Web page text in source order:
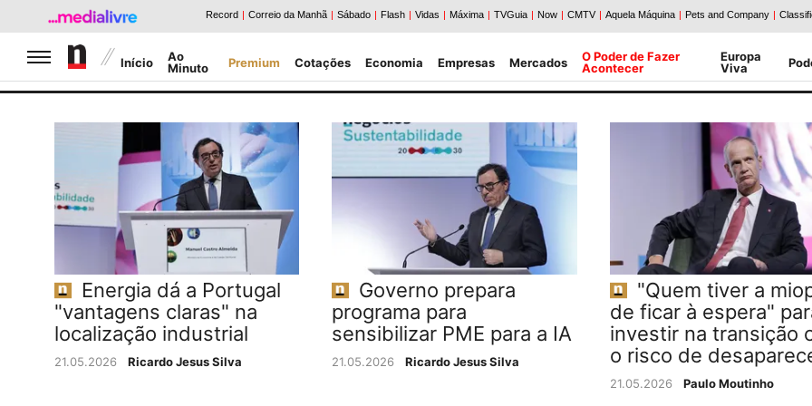
Jornal de Negócios
Início
Ao
Minuto
Premium Cotações Economia Empresas Mercados
O Poder de Fazer
Acontecer
Europa
Viva
Energia dá a Portugal
"vantagens claras" na
localização industrial
21.05.2026 Ricardo Jesus Silva
Governo prepara
programa para
sensibilizar PME para a IA
21.05.2026 Ricardo Jesus Silva
"Quem tiver a
de ficar à espera"
investir na transição
o risco de
21.05.2026 Paulo Moutinho